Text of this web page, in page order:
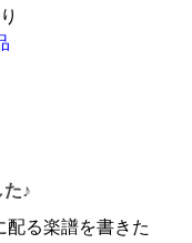
♪
配る楽譜を書きた